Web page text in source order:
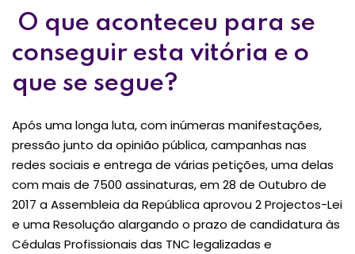
O que aconteceu para se
conseguir esta vitória e o
que se segue?
Após uma longa luta, com inúmeras manifestações,
pressão junto da opinião pública, campanhas nas
redes sociais e entrega de várias petições, uma delas
com mais de 7500 assinaturas, em 28 de Outubro de
2017 a Assembleia da República aprovou 2 Projectos-Lei
e uma Resolução alargando o prazo de candidatura às
Cédulas Profissionais das TNC legalizadas e